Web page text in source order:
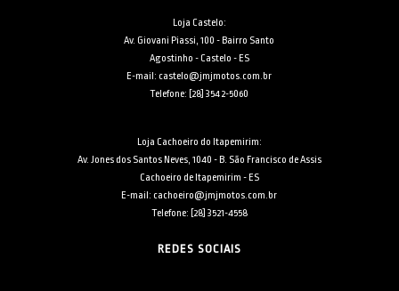
Loja Castelo:
Av. Giovani Piassi, 100 - Bairro Santo
Agostinho - Castelo - ES
E-mail: castelo@jmjmotos.com.br
Telefone: [28] 3542-5060
Loja Cachoeiro do Itapemirim:
Av. Jones dos Santos Neves, 1040 - B. São Francisco de Assis
Cachoeiro de Itapemirim - ES
E-mail: cachoeiro@jmjmotos.com.br
Telefone: [28] 3521-4558
REDES SOCIAIS